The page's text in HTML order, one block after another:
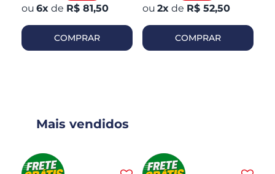
6x de R$ 81,50
COMPRAR
2x de R$ 52,50
COMPRAR
Mais vendidos